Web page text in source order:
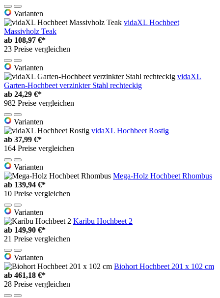
Varianten
vidaXL Hochbeet
Massivholz Teak
ab 108,97 €*
23 Preise vergleichen
Varianten
vidaXL
Garten-Hochbeet verzinkter Stahl rechteckig
ab 24,29 €*
982 Preise vergleichen
Varianten
vidaXL Hochbeet Rostig
ab 37,99 €*
164 Preise vergleichen
Varianten
Mega-Holz Hochbeet Rhombus
ab 139,94 €*
10 Preise vergleichen
Varianten
Karibu Hochbeet 2
ab 149,90 €*
21 Preise vergleichen
Varianten
Biohort Hochbeet 201 x 102 cm
ab 461,18 €*
28 Preise vergleichen